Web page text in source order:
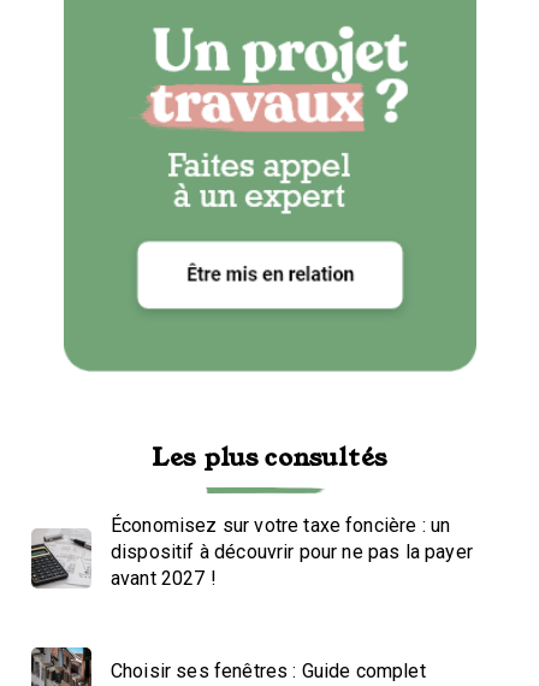
Les plus consultés
Économisez sur votre taxe foncière : un
dispositif à découvrir pour ne pas la payer
avant 2027 !
Choisir ses fenêtres : Guide complet